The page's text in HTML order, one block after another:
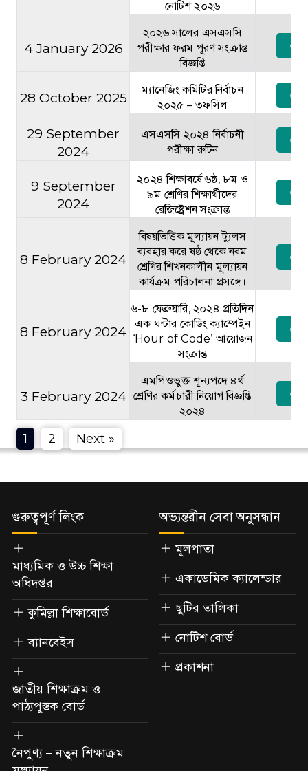
নোটিশ ২০২৬
4 January 2026
২০২৬ সালের এসএসসি
পরীক্ষার ফরম পূরণ সংক্রান্ত
বিজ্ঞপ্তি
28 October 2025
ম্যানেজিং কমিটির নির্বাচন
২০২৫ – তফসিল
29 September
2024
এসএসসি ২০২৪ নির্বাচনী
পরীক্ষা রুটিন
9 September
2024
২০২৪ শিক্ষাবর্ষে ৬ষ্ঠ, ৮ম ও
৯ম শ্রেণির শিক্ষার্থীদের
রেজিষ্ট্রেশন সংক্রান্ত
8 February 2024
বিষয়ভিত্তিক মূল্যায়ন ট্যুলস
ব্যবহার করে ষষ্ঠ থেকে নবম
শ্রেণির শিখনকালীন মূল্যায়ন
কার্যক্রম পরিচালনা প্রসঙ্গে।
8 February 2024
৬-৮ ফেব্রুয়ারি, ২০২৪ প্রতিদিন
এক ঘন্টার কোডিং ক্যাম্পেইন
‘Hour of Code’ আয়োজন
সংক্রান্ত
3 February 2024
এমপিওভুক্ত শূন্যপদে ৪র্থ
শ্রেণির কর্মচারী নিয়োগ বিজ্ঞপ্তি
২০২৪
1 2 Next »
গুরুত্বপূর্ণ লিংক
মাধ্যমিক ও উচ্চ শিক্ষা
অধিদপ্তর
কুমিল্লা শিক্ষাবোর্ড
ব্যানবেইস
জাতীয় শিক্ষাক্রম ও
পাঠ্যপুস্তক বোর্ড
নৈপুণ্য – নতুন শিক্ষাক্রম
অভ্যন্তরীন সেবা অনুসন্ধান
মূলপাতা
একাডেমিক ক্যালেন্ডার
ছুটির তালিকা
নোটিশ বোর্ড
প্রকাশনা